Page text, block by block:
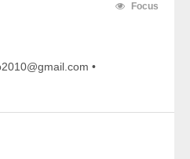
Focus
•